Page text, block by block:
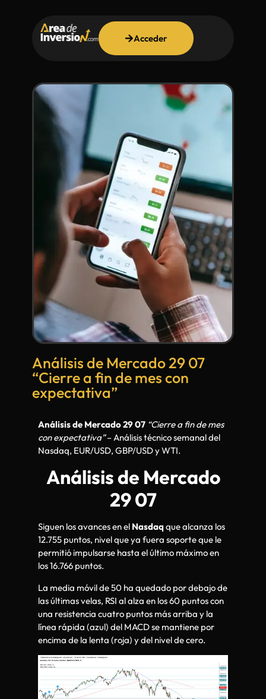
Acceder
Análisis de Mercado 29 07
“Cierre a fin de mes con
expectativa”
Análisis de Mercado 29 07 “Cierre a fin de mes
con expectativa”– Análisis técnico semanal del
Nasdaq, EUR/USD, GBP/USD y WTI.
Análisis de Mercado
29 07
Siguen los avances en el Nasdaqque alcanza los
12.755 puntos, nivel que ya fuera soporte que le
permitió impulsarse hasta el último máximo en
los 16.766 puntos.
La media móvil de 50 ha quedado por debajo de
las últimas velas, RSI al alza en los 60 puntos con
una resistencia cuatro puntos más arriba y la
línea rápida (azul) del MACD se mantiene por
encima de la lenta (roja) y del nivel de cero.